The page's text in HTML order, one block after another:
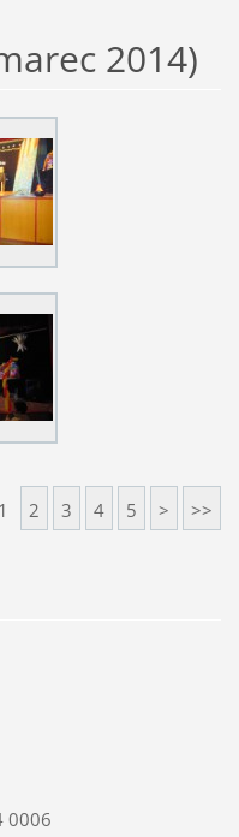
2014)
1 2 3 4 5 > >>
0006